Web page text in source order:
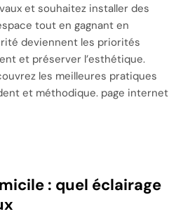
et souhaitez installer des
tout en gagnant en
deviennent les priorités
et préserver l’esthétique.
les meilleures pratiques
et méthodique. page internet
: quel éclairage